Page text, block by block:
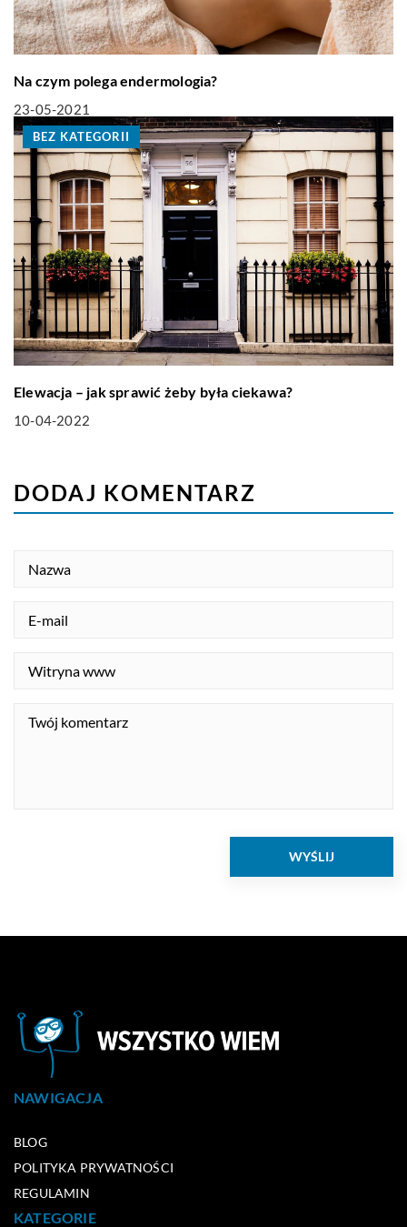
Na czym polega endermologia?
23-05-2021
BEZ KATEGORII
Elewacja – jak sprawić żeby była ciekawa?
10-04-2022
DODAJ KOMENTARZ
NAWIGACJA
BLOG
POLITYKA PRYWATNOŚCI
REGULAMIN
KATEGORIE